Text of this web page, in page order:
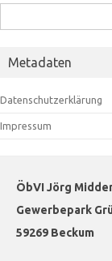
nach:
Metadaten
Datenschutzerklärung
Impressum
ÖbVI Jörg
Gewerbepark
59269 Beckum